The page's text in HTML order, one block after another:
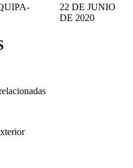
22 DE JUNIO
DE 2020